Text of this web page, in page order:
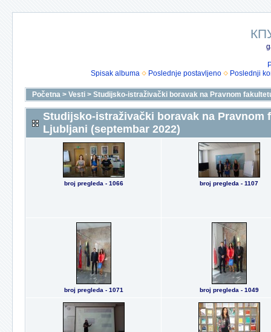
Spisak albuma
Poslednje postavljeno Poslednji
Početna > Vesti > Studijsko-istraživački boravak na Pravnom
Studijsko-istraživački boravak na Pravnom
Ljubljani (septembar 2022)
broj pregleda - 1066 broj pregleda - 1107
broj pregleda - 1071 broj pregleda - 1049